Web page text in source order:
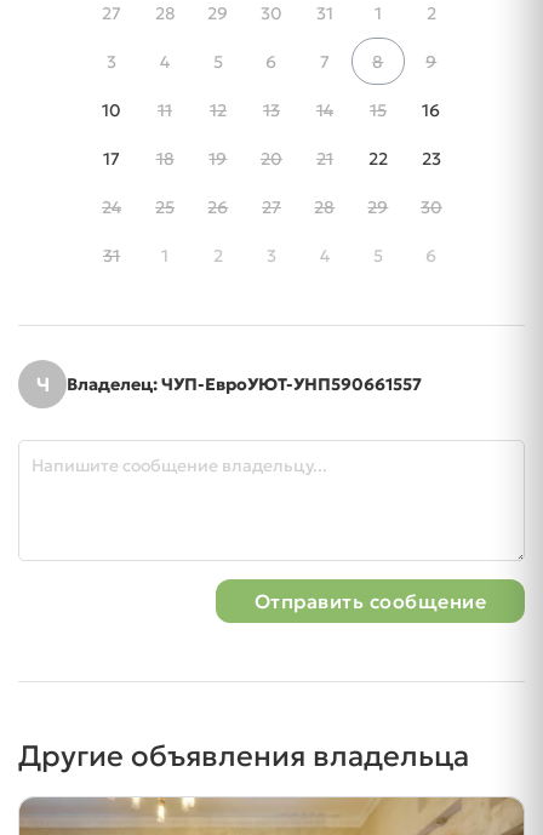
27 28 29 30 31 1 2
3 4 5 6 7 8 9
10 11 12 13 14 15 16
17 18 19 20 21 22 23
24 25 26 27 28 29 30
31 1 2 3 4 5 6
Ч Владелец: ЧУП-ЕвроУЮТ-УНП590661557
Отправить сообщение
Другие объявления владельца